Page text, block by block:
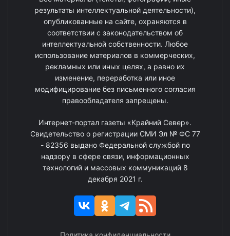
результаты интеллектуальной деятельности),
опубликованные на сайте, охраняются в
соответствии с законодательством об
интеллектуальной собственности. Любое
использование материалов в коммерческих,
рекламных или иных целях, а равно их
изменение, переработка или иное
модифицирование без письменного согласия
правообладателя запрещены.
Интернет-портал газеты «Крайний Север».
Свидетельство о регистрации СМИ Эл № ФС 77
- 82356 выдано Федеральной службой по
надзору в сфере связи, информационных
технологий и массовых коммуникаций 8
декабря 2021 г.